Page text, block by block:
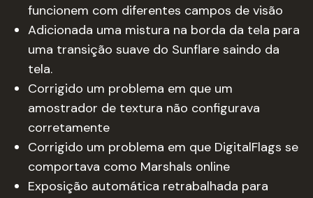
funcionem com diferentes campos de visão
Adicionada uma mistura na borda da tela para
uma transição suave do Sunflare saindo da
tela.
Corrigido um problema em que um
amostrador de textura não configurava
corretamente
Corrigido um problema em que DigitalFlags se
comportava como Marshals online
Exposição automática retrabalhada para